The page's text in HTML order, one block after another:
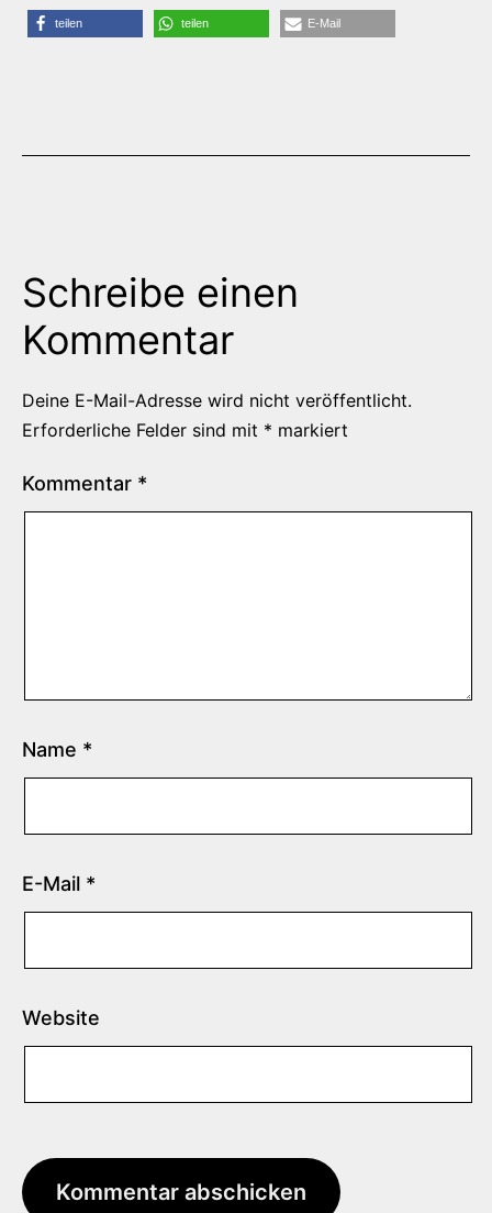
teilen teilen E-Mail
Schreibe einen
Kommentar
Deine E-Mail-Adresse wird nicht veröffentlicht.
Erforderliche Felder sind mit * markiert
Kommentar *
Name *
E-Mail *
Website